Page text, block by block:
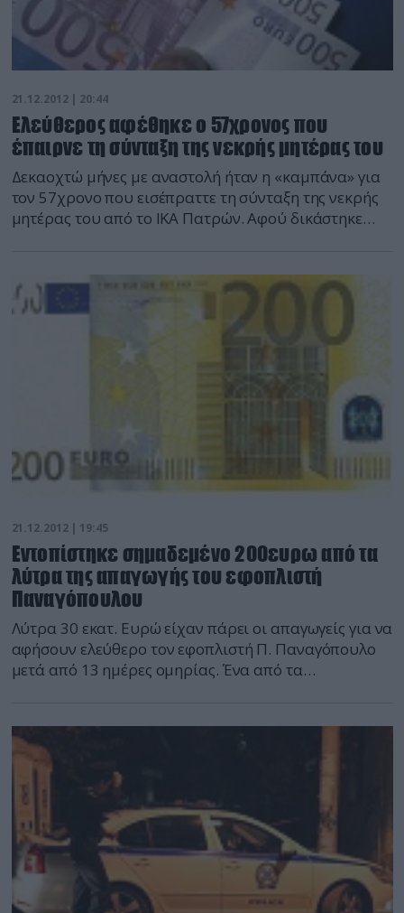
21.12.2012 | 20:44
Ελεύθερος αφέθηκε ο 57χρονος που
έπαιρνε τη σύνταξη της νεκρής μητέρας του
Δεκαοχτώ μήνες με αναστολή ήταν η «καμπάνα» για
τον 57χρονο που εισέπραττε τη σύνταξη της νεκρής
μητέρας του από το ΙΚΑ Πατρών. Αφού δικάστηκε
μητέρα του ως συνταξιούχο περίπου έξι μήνες μετά
το θάνατό της (στις 8 Μαρτίου), στο Περιφερειακό
Υποκατάστημα Ι.Κ.Α. Πατρών, μέσω εξουσιοδότησης,
21.12.2012 | 19:45
Εντοπίστηκε σημαδεμένο 200ευρω από τα
λύτρα της απαγωγής του εφοπλιστή
Παναγόπουλου
Λύτρα 30 εκατ. Ευρώ είχαν πάρει οι απαγωγείς για να
αφήσουν ελεύθερο τον εφοπλιστή Π. Παναγόπουλο
μετά από 13 ημέρες ομηρίας. Ένα από τα
τράπεζα στη Μαλεσίνα, όταν ένας επιχειρηματίας
από την περιοχή πήγε να κάνει κατάθεση ύψους
20.000 ευρώ. Η απαγωγή του κ. […]